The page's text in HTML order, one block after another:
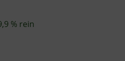
% rein